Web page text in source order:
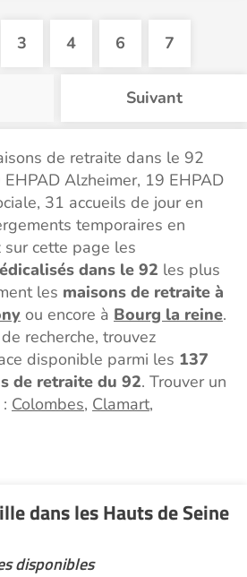
3 4 6 7
Suivant
de retraite dans le 92
Alzheimer, 19 EHPAD
31 accueils de jour en
temporaires en
sur cette page les
dans le 92 les plus
les maisons de retraite à
ou encore à Bourg la reine.
recherche, trouvez
disponible parmi les 137
de retraite du 92. Trouver un
Colombes, Clamart,
dans les Hauts de Seine
disponibles